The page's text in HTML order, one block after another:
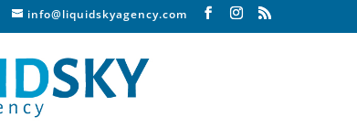
info@liquidskyagency.com